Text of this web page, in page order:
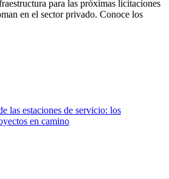
para las próximas licitaciones
en el sector privado. Conoce los